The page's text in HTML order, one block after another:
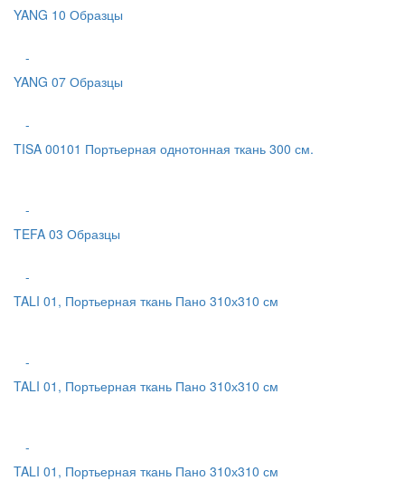
YANG 10 Образцы
-
YANG 07 Образцы
-
TISA 00101 Портьерная однотонная ткань 300 см.
-
TEFA 03 Образцы
-
TALI 01, Портьерная ткань Пано 310х310 см
-
TALI 01, Портьерная ткань Пано 310х310 см
-
TALI 01, Портьерная ткань Пано 310х310 см